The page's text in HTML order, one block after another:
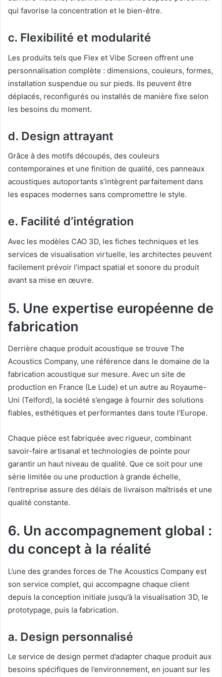
qui favorise la concentration et le bien-être.
c. Flexibilité et modularité
Les produits tels que Flex et Vibe Screen offrent une
personnalisation complète : dimensions, couleurs, formes,
installation suspendue ou sur pieds. Ils peuvent être
déplacés, reconfigurés ou installés de manière fixe selon
les besoins du moment.
d. Design attrayant
Grâce à des motifs découpés, des couleurs
contemporaines et une finition de qualité, ces panneaux
acoustiques autoportants s’intègrent parfaitement dans
les espaces modernes sans compromettre le style.
e. Facilité d’intégration
Avec les modèles CAO 3D, les fiches techniques et les
services de visualisation virtuelle, les architectes peuvent
facilement prévoir l’impact spatial et sonore du produit
avant sa mise en œuvre.
5. Une expertise européenne de
fabrication
Derrière chaque produit acoustique se trouve The
Acoustics Company, une référence dans le domaine de la
fabrication acoustique sur mesure. Avec un site de
production en France (Le Lude) et un autre au Royaume-
Uni (Telford), la société s’engage à fournir des solutions
fiables, esthétiques et performantes dans toute l’Europe.
Chaque pièce est fabriquée avec rigueur, combinant
savoir-faire artisanal et technologies de pointe pour
garantir un haut niveau de qualité. Que ce soit pour une
série limitée ou une production à grande échelle,
l’entreprise assure des délais de livraison maîtrisés et une
qualité constante.
6. Un accompagnement global :
du concept à la réalité
L’une des grandes forces de The Acoustics Company est
son service complet, qui accompagne chaque client
depuis la conception initiale jusqu’à la visualisation 3D, le
prototypage, puis la fabrication.
a. Design personnalisé
Le service de design permet d’adapter chaque produit aux
besoins spécifiques de l’environnement, en jouant sur les